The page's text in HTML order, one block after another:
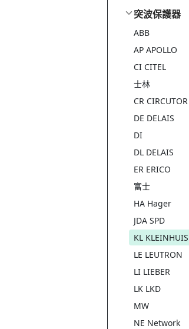
突波保護器
ABB
AP APOLLO
CI CITEL
士林
CR CIRCUTOR
DE DELAIS
DI
DL DELAIS
ER ERICO
富士
HA Hager
JDA SPD
KL KLEINHUIS
LE LEUTRON
LI LIEBER
LK LKD
MW
NE Network